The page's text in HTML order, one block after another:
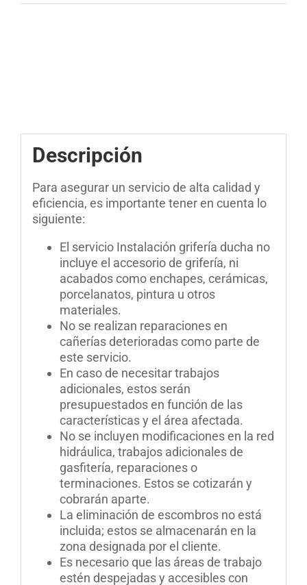
Descripción
Para asegurar un servicio de alta calidad y
eficiencia, es importante tener en cuenta lo
siguiente:
El servicio Instalación grifería ducha no
incluye el accesorio de grifería, ni
acabados como enchapes, cerámicas,
porcelanatos, pintura u otros
materiales.
No se realizan reparaciones en
cañerías deterioradas como parte de
este servicio.
En caso de necesitar trabajos
adicionales, estos serán
presupuestados en función de las
características y el área afectada.
No se incluyen modificaciones en la red
hidráulica, trabajos adicionales de
gasfitería, reparaciones o
terminaciones. Estos se cotizarán y
cobrarán aparte.
La eliminación de escombros no está
incluida; estos se almacenarán en la
zona designada por el cliente.
Es necesario que las áreas de trabajo
estén despejadas y accesibles con